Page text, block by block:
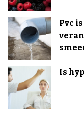
Pvc
Is